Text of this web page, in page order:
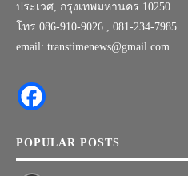
ประเวศ, กรุงเทพมหานคร 10250
โทร.086-910-9026 , 081-234-7985
email: transtimenews@gmail.com
POPULAR POSTS